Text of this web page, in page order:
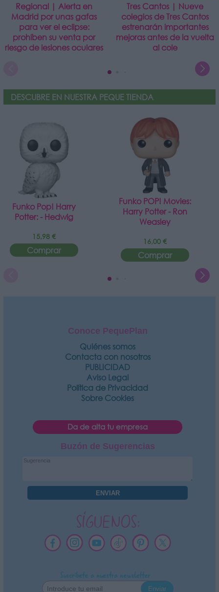
Regional | Alerta en
Madrid por unas gafas
para ver el eclipse:
prohíben su venta por
riesgo de lesiones oculares
Tres Cantos | Nueve
colegios de Tres Cantos
estrenarán importantes
mejoras antes de la vuelta
al cole
DESCUBRE EN NUESTRA PEQUE TIENDA
Funko Pop! Harry
Potter: - Hedwig
15,98 €
Comprar
Funko POP! Movies:
Harry Potter - Ron
Weasley
16,00 €
Comprar
Conoce PequePlan
Quiénes somos
Contacta con nosotros
PUBLICIDAD
Aviso Legal
Política de Privacidad
Sobre Cookies
Da de alta tu empresa
Buzón de Sugerencias
SÍGUENOS:
Suscríbete a nuestra newsletter